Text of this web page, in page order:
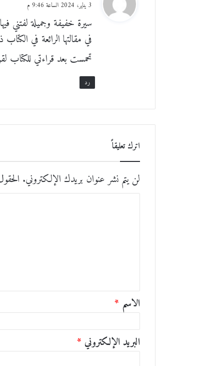
ل
3 يناير، 2024 الساعة 9:46 م
سيرة خفيفة وجميلة لفتني
في مقالتها الرائعة في
تحمست بعد قراءتي للكتاب
رد
اترك تعليقاً
لن يتم نشر عنوان بريدك الإلكتروني.
ق
*
الاسم *
البريد الإلكتروني *